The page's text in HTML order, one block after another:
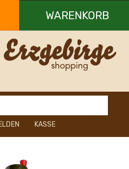
WARENKORB
Ihr Warenkorb ist leer.
KASSE